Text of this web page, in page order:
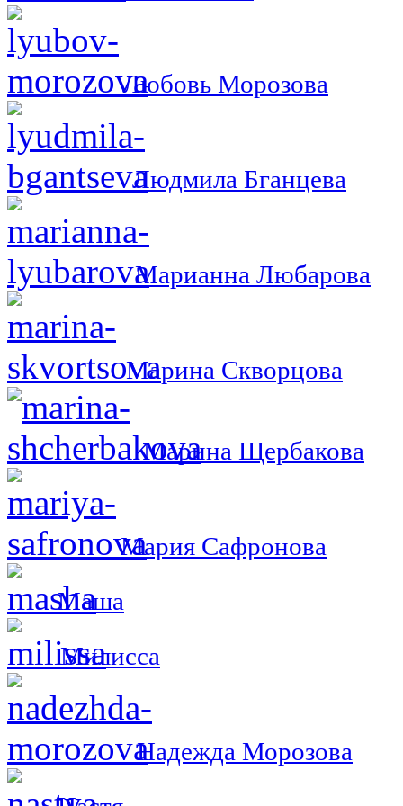
Любовь Морозова
Людмила Бганцева
Марианна Любарова
Марина Скворцова
Марина Щербакова
Мария Сафронова
Маша
Милисса
Надежда Морозова